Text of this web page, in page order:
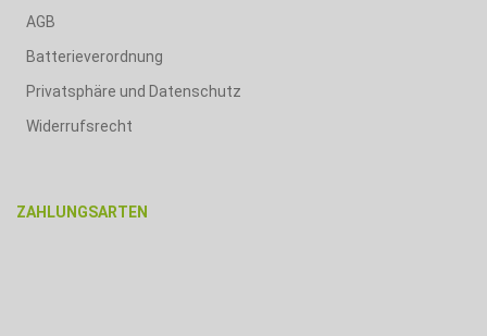
AGB
Batterieverordnung
Privatsphäre und Datenschutz
Widerrufsrecht
ZAHLUNGSARTEN